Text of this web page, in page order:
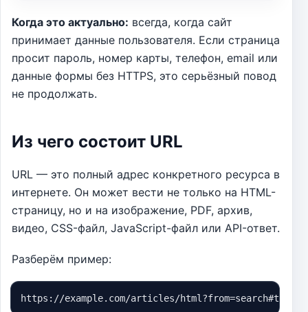
Когда это актуально: всегда, когда сайт
принимает данные пользователя. Если страница
просит пароль, номер карты, телефон, email или
данные формы без HTTPS, это серьёзный повод
не продолжать.
Из чего состоит URL
URL — это полный адрес конкретного ресурса в
интернете. Он может вести не только на HTML-
страницу, но и на изображение, PDF, архив,
видео, CSS-файл, JavaScript-файл или API-ответ.
Разберём пример:
https://example.com/articles/html?from=search#top